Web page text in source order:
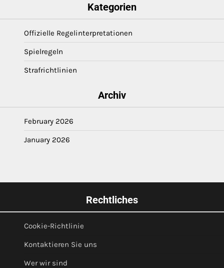
Kategorien
Offizielle Regelinterpretationen
Spielregeln
Strafrichtlinien
Archiv
February 2026
January 2026
Rechtliches
Cookie-Richtlinie
Kontaktieren Sie uns
Wer wir sind